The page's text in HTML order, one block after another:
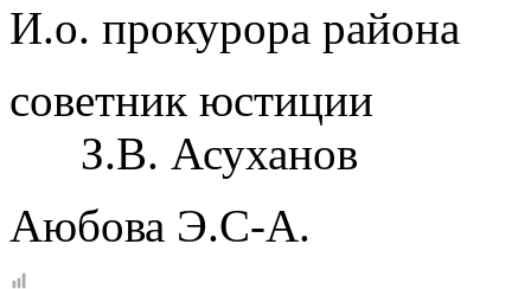
И.о. прокурора района
З.В. Асуханов
Аюбова Э.С-А.